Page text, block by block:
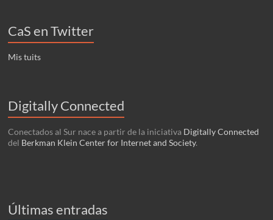
CaS en Twitter
Mis tuits
Digitally Connected
Conectados al Sur nace a partir de la iniciativa Digitally Connected
del Berkman Klein Center for Internet and Society.
Últimas entradas